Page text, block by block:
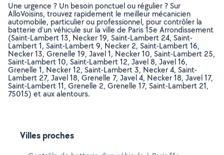
Une urgence ? Un besoin ponctuel ou régulier ? Sur
AlloVoisins, trouvez rapidement le meilleur mécanicien
automobile, particulier ou professionnel, pour contrôler la
batterie d'un véhicule sur la ville de Paris 15e Arrondissement
(Saint-Lambert 13, Necker 19, Saint-Lambert 24, Saint-
Lambert 1, Saint-Lambert 9, Necker 2, Saint-Lambert 16,
Necker 13, Grenelle 19, Javel 1, Necker 10, Saint-Lambert 25,
Saint-Lambert 10, Saint-Lambert 12, Javel 8, Javel 16,
Grenelle 1, Necker 12, Saint-Lambert 3, Necker 4, Saint-
Lambert 27, Javel 18, Grenelle 7, Javel 4, Necker 18, Javel 17,
Saint-Lambert 11, Grenelle 2, Grenelle 17, Saint-Lambert 21,
75015) et aux alentours.
Villes proches